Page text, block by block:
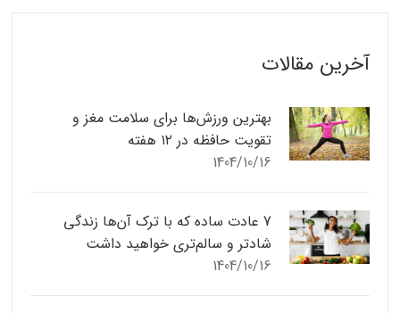
آخرین مقالات
بهترین ورزش‌ها برای سلامت مغز و
تقویت حافظه در ۱۲ هفته
1404/10/16
7 عادت ساده که با ترک آن‌ها زندگی
شادتر و سالم‌تری خواهید داشت
1404/10/16